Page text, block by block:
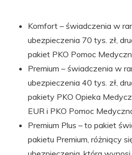
Komfort – świadczenia w
ubezpieczenia 70 tys. zł,
pakiet PKO Pomoc
Premium – świadczenia w
ubezpieczenia 40 tys. zł,
pakiety PKO Opieka
EUR i PKO Pomoc
Premium Plus – to pakiet
pakietu Premium, różniący